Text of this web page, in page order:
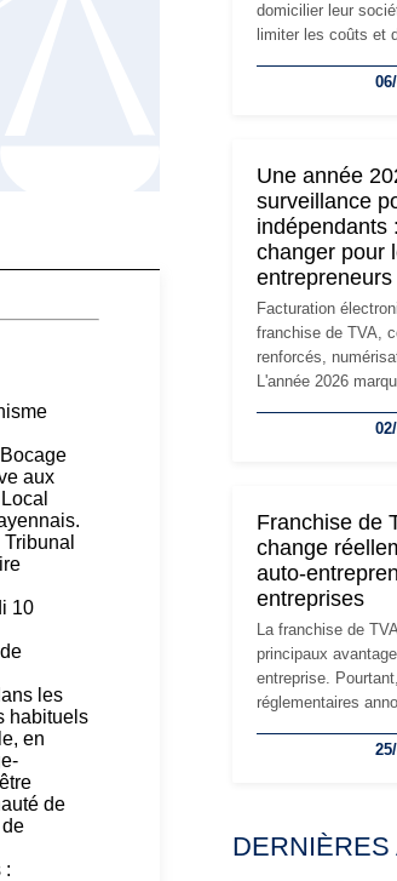
aux
10
les
habituels
en
de
:
domicilier leur
limiter les coûts et
l'activité, cette
siège social répond
étape de la vie de
plusieurs
Une année
surveillance
indépendants
changer pour
entrepreneurs
Facturation
franchise de TVA,
renforcés,
L'année 2026
travailleurs
réglementaire plus
principaux
à prendre pour
surprises.
Franchise de
change
auto-
entreprises
La franchise de
principaux
entreprise.
réglementaires
les auto-
évoluent dans un